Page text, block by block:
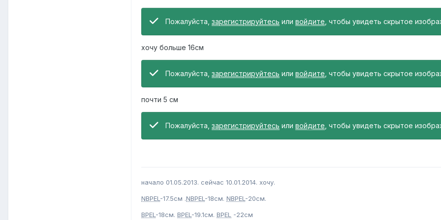
Пожалуйста, зарегистрируйтесь или войдите , чтобы увидеть скрытое
хочу больше 16см
Пожалуйста, зарегистрируйтесь или войдите , чтобы увидеть скрытое
почти 5 см
Пожалуйста, зарегистрируйтесь или войдите , чтобы увидеть скрытое
начало 01.05.2013. сейчас 10.01.2014. хочу.
NBPEL-17.5см .NBPEL-18см. NBPEL-20см.
BPEL-18см. BPEL-19.1см. BPEL -22см